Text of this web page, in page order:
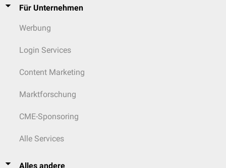
Für Unternehmen
Werbung
Login Services
Content Marketing
Marktforschung
CME-Sponsoring
Alle Services
Alles andere